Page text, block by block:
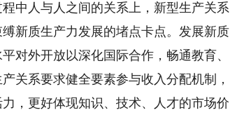
中人与人之间的关系上，新型生产关系
新质生产力发展的堵点卡点。发展新质
对外开放以深化国际合作，畅通教育、
关系要求健全要素参与收入分配机制，
，更好体现知识、技术、人才的市场价